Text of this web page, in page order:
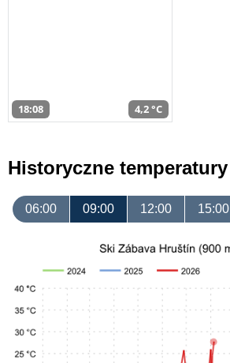
18:08 4,2 °C
Historyczne temperatury
06:00 09:00 12:00 15:00